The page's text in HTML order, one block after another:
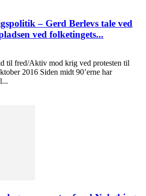
– Gerd Berlevs tale ved
ved folketingets...
til fred/Aktiv mod krig ved protesten til
2016 Siden midt 90’erne har